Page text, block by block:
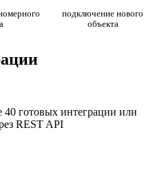
подключение нового
объекта
готовых интеграции или
REST API